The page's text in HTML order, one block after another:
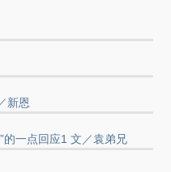
新恩
一点回应1 文／袁弟兄